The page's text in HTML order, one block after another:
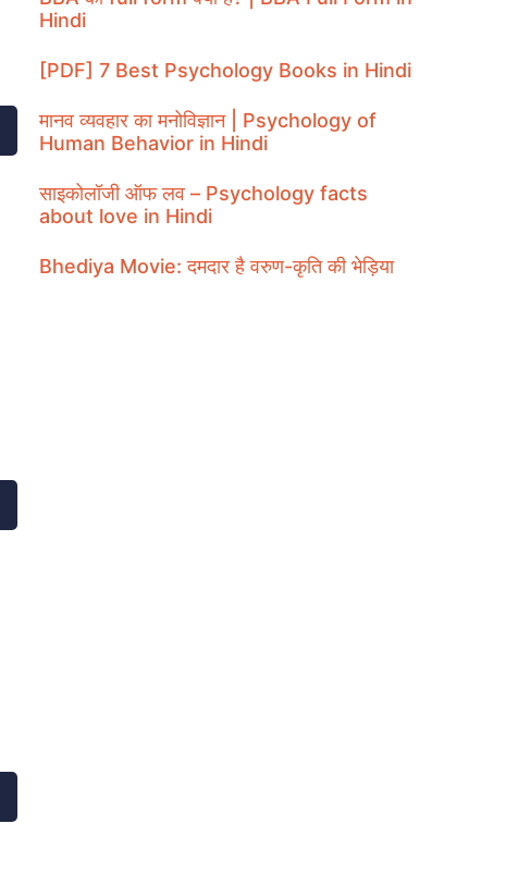
Hindi
[PDF] 7 Best Psychology Books in Hindi
मानव व्यवहार का मनोविज्ञान | Psychology of
Human Behavior in Hindi
साइकोलॉजी ऑफ लव – Psychology facts
about love in Hindi
Bhediya Movie: दमदार है वरुण-कृति की भेड़िया